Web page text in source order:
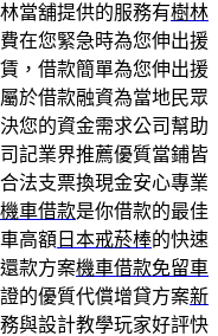
當舖提供的服務有樹林
在您緊急時為您伸出援
，借款簡單為您伸出援
於借款融資為當地民眾
您的資金需求公司幫助
記業界推薦優質當鋪皆
合法支票換現金安心專業
車借款是你借款的最佳
高額 日本戒菸棒的快速
款方案機車借款免留車
的優質代償增貸方案新
與設計教學玩家好評快